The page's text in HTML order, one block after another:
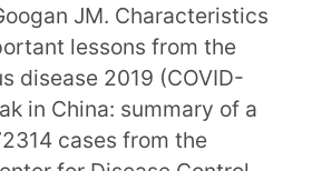
JM. Characteristics
lessons from the
disease 2019 (COVID-
in China: summary of a
cases from the